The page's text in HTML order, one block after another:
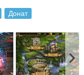
Донат